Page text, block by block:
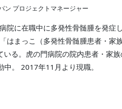
ン プロジェクトマネージャー
院に在職中に多発性骨髄腫を発症
はまっこ（多発性骨髄腫患者・家
る。虎の門病院の院内患者・家
。 2017年11月より現職。